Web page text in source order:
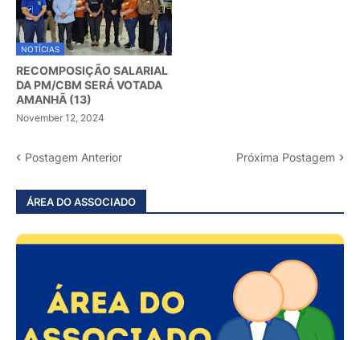
NOTÍCIAS
RECOMPOSIÇÃO SALARIAL
DA PM/CBM SERÁ VOTADA
AMANHÃ (13)
November 12, 2024
Postagem Anterior Próxima Postagem
ÁREA DO ASSOCIADO